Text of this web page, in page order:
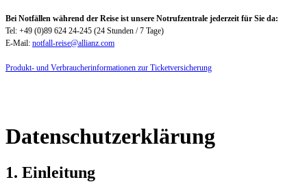
Bei Notfällen während der Reise ist unsere Notrufzentrale jederzeit für Sie da:
Tel: +49 (0)89 624 24-245 (24 Stunden / 7 Tage)
E-Mail: notfall-reise@allianz.com
Produkt- und Verbraucherinformationen zur Ticketversicherung
Datenschutzerklärung
1. Einleitung